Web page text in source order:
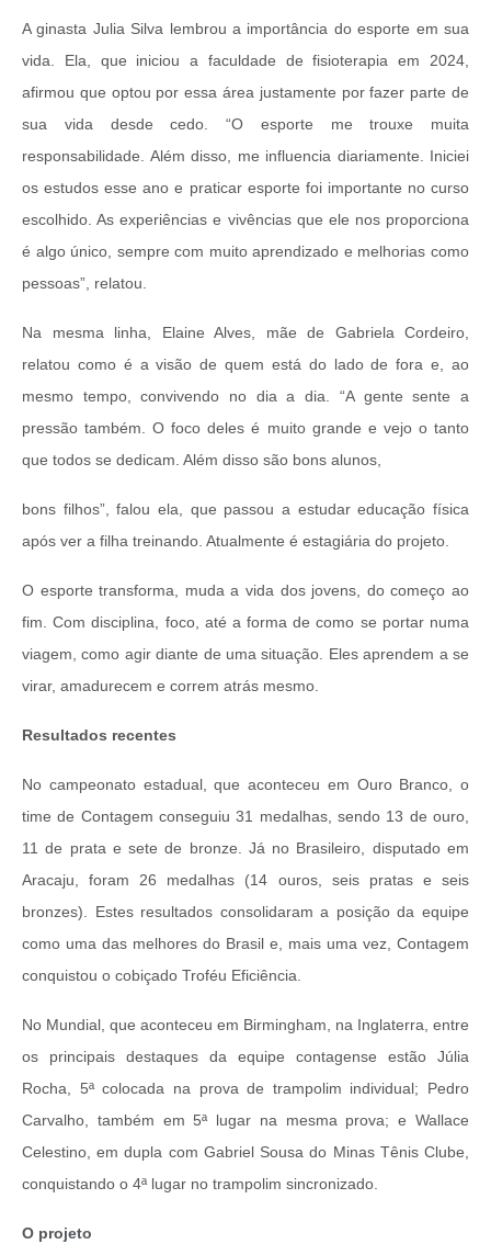
A ginasta Julia Silva lembrou a importância do esporte em sua
vida. Ela, que iniciou a faculdade de fisioterapia em 2024,
afirmou que optou por essa área justamente por fazer parte de
sua vida desde cedo. “O esporte me trouxe muita
responsabilidade. Além disso, me influencia diariamente. Iniciei
os estudos esse ano e praticar esporte foi importante no curso
escolhido. As experiências e vivências que ele nos proporciona
é algo único, sempre com muito aprendizado e melhorias como
pessoas”, relatou.
Na mesma linha, Elaine Alves, mãe de Gabriela Cordeiro,
relatou como é a visão de quem está do lado de fora e, ao
mesmo tempo, convivendo no dia a dia. “A gente sente a
pressão também. O foco deles é muito grande e vejo o tanto
que todos se dedicam. Além disso são bons alunos,
bons filhos”, falou ela, que passou a estudar educação física
após ver a filha treinando. Atualmente é estagiária do projeto.
O esporte transforma, muda a vida dos jovens, do começo ao
fim. Com disciplina, foco, até a forma de como se portar numa
viagem, como agir diante de uma situação. Eles aprendem a se
virar, amadurecem e correm atrás mesmo.
Resultados recentes
No campeonato estadual, que aconteceu em Ouro Branco, o
time de Contagem conseguiu 31 medalhas, sendo 13 de ouro,
11 de prata e sete de bronze. Já no Brasileiro, disputado em
Aracaju, foram 26 medalhas (14 ouros, seis pratas e seis
bronzes). Estes resultados consolidaram a posição da equipe
como uma das melhores do Brasil e, mais uma vez, Contagem
conquistou o cobiçado Troféu Eficiência.
No Mundial, que aconteceu em Birmingham, na Inglaterra, entre
os principais destaques da equipe contagense estão Júlia
Rocha, 5ª colocada na prova de trampolim individual; Pedro
Carvalho, também em 5ª lugar na mesma prova; e Wallace
Celestino, em dupla com Gabriel Sousa do Minas Tênis Clube,
conquistando o 4ª lugar no trampolim sincronizado.
O projeto